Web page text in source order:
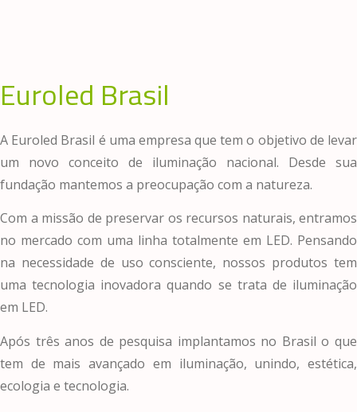
Euroled Brasil
A Euroled Brasil é uma empresa que tem o objetivo de levar
um novo conceito de iluminação nacional. Desde sua
fundação mantemos a preocupação com a natureza.
Com a missão de preservar os recursos naturais, entramos
no mercado com uma linha totalmente em LED. Pensando
na necessidade de uso consciente, nossos produtos tem
uma tecnologia inovadora quando se trata de iluminação
em LED.
Após três anos de pesquisa implantamos no Brasil o que
tem de mais avançado em iluminação, unindo, estética,
ecologia e tecnologia.